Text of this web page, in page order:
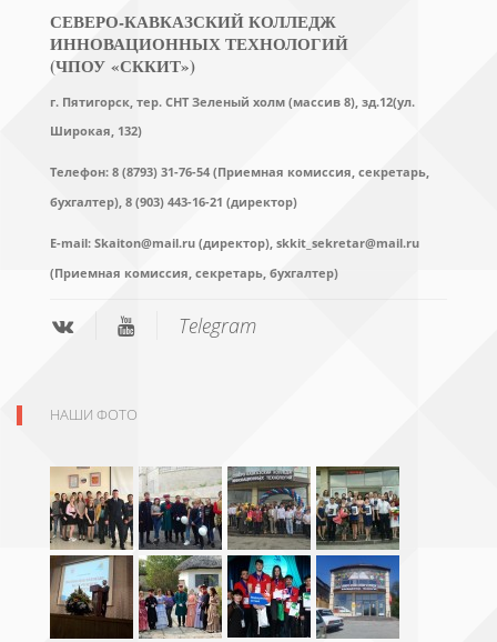
СЕВЕРО-КАВКАЗСКИЙ КОЛЛЕДЖ
ИННОВАЦИОННЫХ ТЕХНОЛОГИЙ
(ЧПОУ «СККИТ»)
г. Пятигорск, тер. СНТ Зеленый холм (массив 8), зд.12(ул.
Широкая, 132)
Телефон: 8 (8793) 31-76-54 (Приемная комиссия, секретарь,
бухгалтер), 8 (903) 443-16-21 (директор)
E-mail: Skaiton@mail.ru (директор), skkit_sekretar@mail.ru
(Приемная комиссия, секретарь, бухгалтер)
Telegram
НАШИ ФОТО